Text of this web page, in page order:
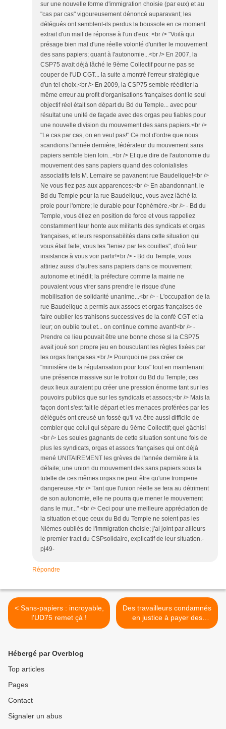
sur une nouvelle forme d'immigration choisie (par eux) et au
"cas par cas" vigoureusement dénoncé auparavant; les
délégués ont semblent-ils perdus la boussole en ce moment:
extrait d'un mail de réponse à l'un d'eux: <br /> "Voilà qui
présage bien mal d'une réelle volonté d'unifier le mouvement
des sans papiers; quant à l'autonomie...<br /> En 2007, la
CSP75 avait déjà lâché le 9ème Collectif pour ne pas se
couper de l'UD CGT... la suite a montré l'erreur stratégique
d'un tel choix.<br /> En 2009, la CSP75 semble rééditer la
même erreur au profit d'organisations françaises dont le seul
objectif réel était son départ du Bd du Temple... avec pour
résultat une unité de façade avec des orgas peu fiables pour
une nouvelle division du mouvement des sans papiers.<br />
"Le cas par cas, on en veut pas!" Ce mot d'ordre que nous
scandions l'année dernière, fédérateur du mouvement sans
papiers semble bien loin...<br /> Et que dire de l'autonomie du
mouvement des sans papiers quand des colonialistes
associatifs tels M. Lemaire se pavanent rue Baudelique!<br />
Ne vous fiez pas aux apparences:<br /> En abandonnant, le
Bd du Temple pour la rue Baudelique, vous avez lâché la
proie pour l'ombre; le durable pour l'éphémère.<br /> - Bd du
Temple, vous étiez en position de force et vous rappeliez
constamment leur honte aux militants des syndicats et orgas
françaises, et leurs responsabilités dans cette situation qui
vous était faite; vous les "teniez par les couilles", d'où leur
insistance à vous voir partir!<br /> - Bd du Temple, vous
attiriez aussi d'autres sans papiers dans ce mouvement
autonome et inédit; la préfecture comme la mairie ne
pouvaient vous virer sans prendre le risque d'une
mobilisation de solidarité unanime...<br /> - L'occupation de la
rue Baudelique a permis aux assocs et orgas françaises de
faire oublier les trahisons successives de la confé CGT et la
leur; on oublie tout et... on continue comme avant!<br /> -
Prendre ce lieu pouvait être une bonne chose si la CSP75
avait joué son propre jeu en bousculant les règles fixées par
les orgas françaises:<br /> Pourquoi ne pas créer ce
"ministère de la régularisation pour tous" tout en maintenant
une présence massive sur le trottoir du Bd du Temple; ces
deux lieux auraient pu créer une pression énorme tant sur les
pouvoirs publics que sur les syndicats et assocs;<br /> Mais la
façon dont s'est fait le départ et les menaces proférées par les
délégués ont creusé un fossé qu'il va être aussi difficile de
combler que celui qui sépare du 9ème Collectif; quel gâchis!
<br /> Les seules gagnants de cette situation sont une fois de
plus les syndicats, orgas et assocs françaises qui ont déjà
mené UNITAIREMENT les grèves de l'année dernière à la
défaite; une union du mouvement des sans papiers sous la
tutelle de ces mêmes orgas ne peut être qu'une tromperie
dangereuse.<br /> Tant que l'union réelle se fera au détriment
de son autonomie, elle ne pourra que mener le mouvement
dans le mur..." <br /> Ceci pour une meilleure appréciation de
la situation et que ceux du Bd du Temple ne soient pas les
Nièmes oubliés de l'immigration choisie; j'ai joint par ailleurs
le premier tract du CSPsolidaire, explicatif de leur situation.-
pj49-
Répondre
< Sans-papiers : incroyable,
l'UD75 remet çà !
Des travailleurs condamnés
en justice à payer des
patrons voyous ! >
Hébergé par Overblog
Top articles
Pages
Contact
Signaler un abus